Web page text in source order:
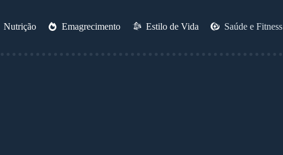
Nutrição Emagrecimento Estilo de Vida Saúde e Fitness